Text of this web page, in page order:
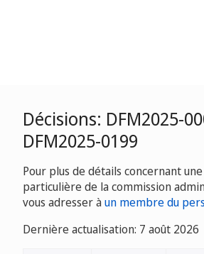
Décisions: DFM2025-
DFM2025-0199
Pour plus de détails concernant
particulière de la commission
vous adresser àun membre du
Dernière actualisation: 7 août 2026